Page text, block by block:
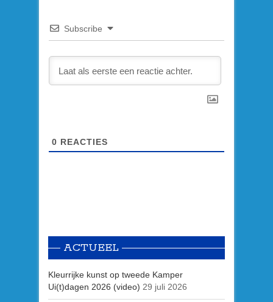
Subscribe
0 REACTIES
ACTUEEL
Kleurrijke kunst op tweede Kamper
Ui(t)dagen 2026 (video) 29 juli 2026